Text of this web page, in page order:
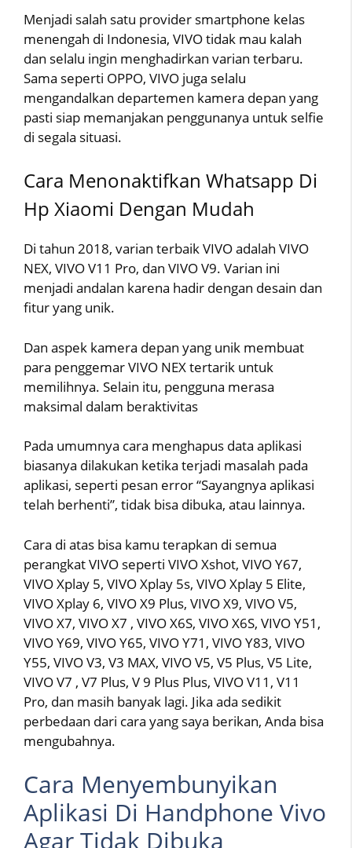
Menjadi salah satu provider smartphone kelas
menengah di Indonesia, VIVO tidak mau kalah
dan selalu ingin menghadirkan varian terbaru.
Sama seperti OPPO, VIVO juga selalu
mengandalkan departemen kamera depan yang
pasti siap memanjakan penggunanya untuk selfie
di segala situasi.
Cara Menonaktifkan Whatsapp Di
Hp Xiaomi Dengan Mudah
Di tahun 2018, varian terbaik VIVO adalah VIVO
NEX, VIVO V11 Pro, dan VIVO V9. Varian ini
menjadi andalan karena hadir dengan desain dan
fitur yang unik.
Dan aspek kamera depan yang unik membuat
para penggemar VIVO NEX tertarik untuk
memilihnya. Selain itu, pengguna merasa
maksimal dalam beraktivitas
Pada umumnya cara menghapus data aplikasi
biasanya dilakukan ketika terjadi masalah pada
aplikasi, seperti pesan error “Sayangnya aplikasi
telah berhenti”, tidak bisa dibuka, atau lainnya.
Cara di atas bisa kamu terapkan di semua
perangkat VIVO seperti VIVO Xshot, VIVO Y67,
VIVO Xplay 5, VIVO Xplay 5s, VIVO Xplay 5 Elite,
VIVO Xplay 6, VIVO X9 Plus, VIVO X9, VIVO V5,
VIVO X7, VIVO X7 , VIVO X6S, VIVO X6S, VIVO Y51,
VIVO Y69, VIVO Y65, VIVO Y71, VIVO Y83, VIVO
Y55, VIVO V3, V3 MAX, VIVO V5, V5 Plus, V5 Lite,
VIVO V7 , V7 Plus, V 9 Plus Plus, VIVO V11, V11
Pro, dan masih banyak lagi. Jika ada sedikit
perbedaan dari cara yang saya berikan, Anda bisa
mengubahnya.
Cara Menyembunyikan
Aplikasi Di Handphone Vivo
Agar Tidak Dibuka